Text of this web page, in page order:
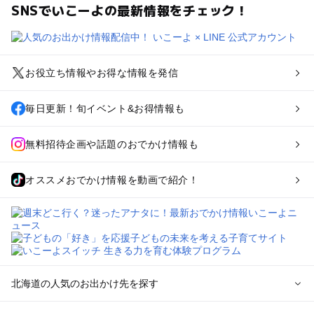
SNSでいこーよの最新情報をチェック！
お役立ち情報やお得な情報を発信
毎日更新！旬イベント&お得情報も
無料招待企画や話題のおでかけ情報も
オススメおでかけ情報を動画で紹介！
北海道の人気のお出かけ先を探す